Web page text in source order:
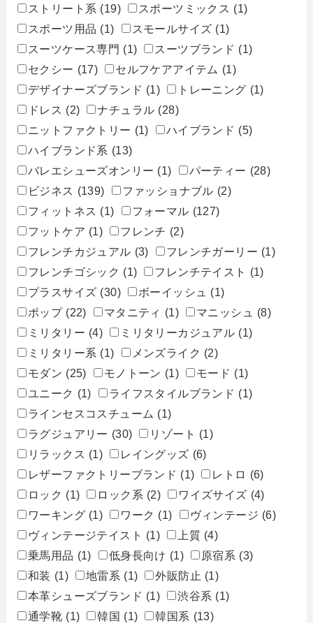
ストリート系 (19) スポーツミックス (1)
スポーツ用品 (1) スモールサイズ (1)
スーツケース専門 (1) スーツブランド (1)
セクシー (17) セルフケアアイテム (1)
デザイナーズブランド (1) トレーニング (1)
ドレス (2) ナチュラル (28)
ニットファクトリー (1) ハイブランド (5)
ハイブランド系 (13)
バレエシューズオンリー (1) パーティー (28)
ビジネス (139) ファッショナブル (2)
フィットネス (1) フォーマル (127)
フットケア (1) フレンチ (2)
フレンチカジュアル (3) フレンチガーリー (1)
フレンチゴシック (1) フレンチテイスト
(1)
プラスサイズ (30) ボーイッシュ
(1)
ポップ (22) マタニティ (1) マニッシュ
(8)
ミリタリー (4) ミリタリーカジュアル (1)
ミリタリー系 (1) メンズライク (2)
モダン (25) モノトーン (1) モード (1)
ユニーク (1) ライフスタイルブランド (1)
ラインセスコスチューム (1)
ラグジュアリー (30) リゾート (1)
リラックス (1) レイングッズ (6)
レザーファクトリーブランド (1) レトロ (6)
ロック (1) ロック系 (2) ワイズサイズ (4)
ワーキング (1) ワーク (1) ヴィンテージ (6)
ヴィンテージテイスト (1) 上質 (4)
乗馬用品 (1) 低身長向け (1) 原宿系 (3)
和装 (1) 地雷系 (1) 外販防止 (1)
本革シューズブランド (1) 渋谷系 (1)
通学靴 (1) 韓国 (1) 韓国系 (13)